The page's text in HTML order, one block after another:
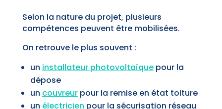
Selon la nature du projet, plusieurs
compétences peuvent être mobilisées.
On retrouve le plus souvent :
un installateur photovoltaïquepour la
dépose
un couvreurpour la remise en état toiture
un électricien pour la sécurisation réseau